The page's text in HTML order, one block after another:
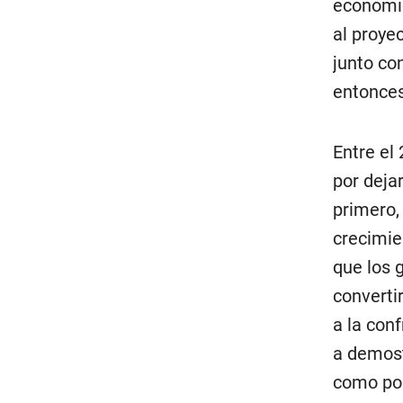
al
junto
Entre el
por
que los
a la
a
como